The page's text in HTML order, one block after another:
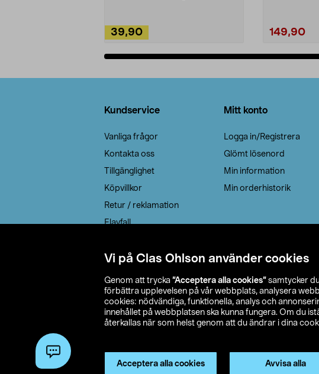
Vi på Clas Ohlson använder cookies
Genom att trycka ”Acceptera alla cookies” samtycker
förbättra upplevelsen på vår webbplats, analysera
cookies: nödvändiga, funktionella, analys och
innehållet på webbplatsen ska kunna fungera. Om du
återkallas när som helst genom att du ändrar i dina
Acceptera alla cookies Avvisa alla
39,90 149,90
Kundservice
Vanliga frågor
Kontakta oss
Tillgänglighet
Köpvillkor
Retur / reklamation
Elavfall
Leveransalternativ
Mitt konto
Logga in/Registrera
Glömt lösenord
Min information
Min orderhistorik